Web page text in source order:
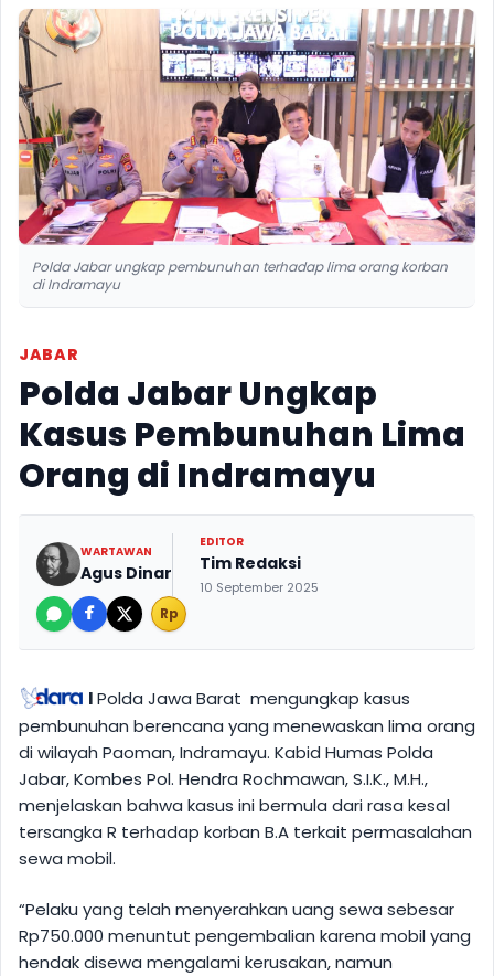
Polda Jabar ungkap pembunuhan terhadap lima orang korban
di Indramayu
JABAR
Polda Jabar Ungkap
Kasus Pembunuhan Lima
Orang di Indramayu
WARTAWAN
Agus Dinar
EDITOR
Tim Redaksi
10 September 2025
Rp
IPolda Jawa Barat mengungkap kasus
pembunuhan berencana yang menewaskan lima orang
di wilayah Paoman, Indramayu. Kabid Humas Polda
Jabar, Kombes Pol. Hendra Rochmawan, S.I.K., M.H.,
menjelaskan bahwa kasus ini bermula dari rasa kesal
tersangka R terhadap korban B.A terkait permasalahan
sewa mobil.
“Pelaku yang telah menyerahkan uang sewa sebesar
Rp750.000 menuntut pengembalian karena mobil yang
hendak disewa mengalami kerusakan, namun